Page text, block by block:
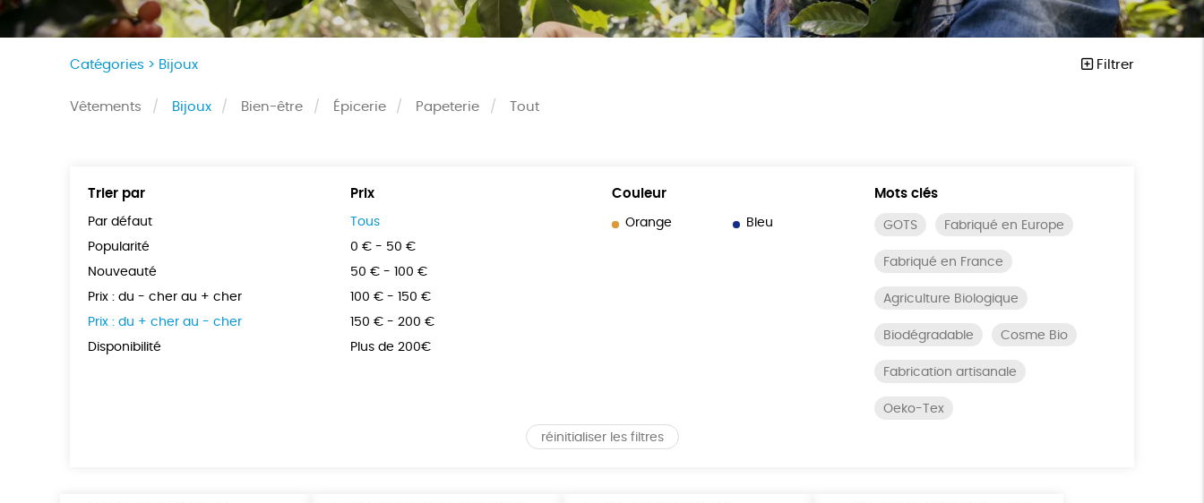
Catégories > Bijoux Filtrer
Vêtements Bijoux Bien-être Épicerie Papeterie Tout
Trier par
Par défaut
Popularité
Nouveauté
Prix : du - cher au + cher
Prix : du + cher au - cher
Disponibilité
Prix
Tous
0 € - 50 €
50 € - 100 €
100 € - 150 €
150 € - 200 €
Plus de 200€
Couleur
Orange Bleu
Mots clés
GOTS Fabriqué en Europe
Fabriqué en France
Agriculture Biologique
Biodégradable Cosme Bio
Fabrication artisanale
Oeko-Tex
réinitialiser les filtres